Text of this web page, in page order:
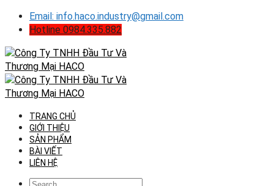
Skip
Email: info.haco.industry@gmail.com
Hotline 0984.335.882
TRANG CHỦ
GIỚI THIỆU
SẢN PHẨM
BÀI VIẾT
LIÊN HỆ
Tìm